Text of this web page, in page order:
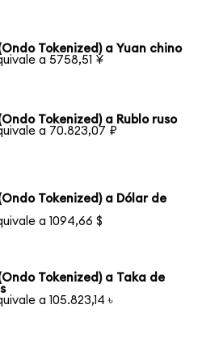
Tokenized) a Yuan chino
a 5758,51 ¥
Tokenized) a Rublo ruso
a 70.823,07 ₽
Tokenized) a Dólar de
a 1094,66 $
Tokenized) a Taka de
a 105.823,14 ৳